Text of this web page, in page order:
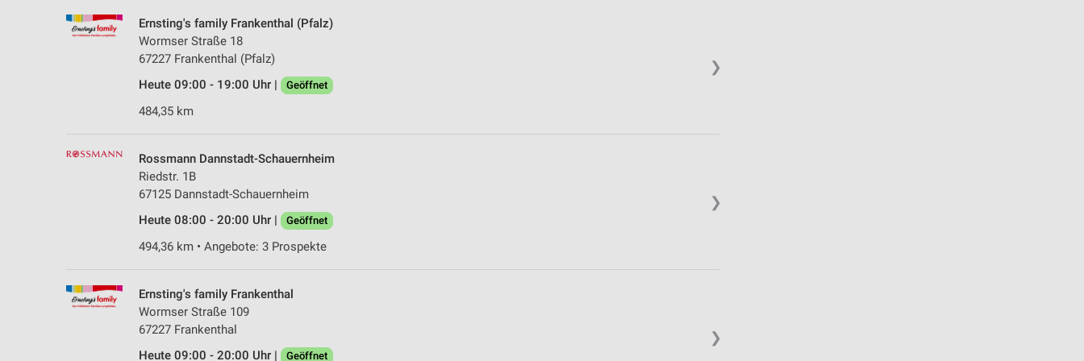
❯
Ernsting's family Frankenthal (Pfalz)
Wormser Straße 18
67227 Frankenthal (Pfalz)
Heute 09:00 - 19:00 Uhr |
Geöffnet
484,35 km
❯
Rossmann Dannstadt-Schauernheim
Riedstr. 1B
67125 Dannstadt-Schauernheim
Heute 08:00 - 20:00 Uhr |
Geöffnet
494,36 km • Angebote: 3 Prospekte
❯
Ernsting's family Frankenthal
Wormser Straße 109
67227 Frankenthal
Heute 09:00 - 20:00 Uhr |
Geöffnet